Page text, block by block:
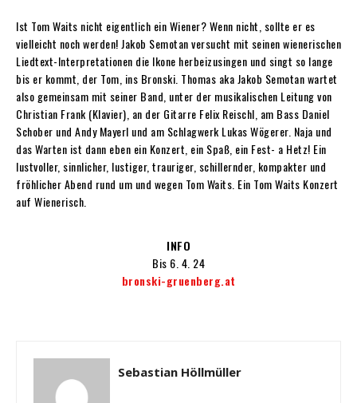
Ist Tom Waits nicht eigentlich ein Wiener? Wenn nicht, sollte er es
vielleicht noch werden! Jakob Semotan versucht mit seinen wienerischen
Liedtext-Interpretationen die Ikone herbeizusingen und singt so lange
bis er kommt, der Tom, ins Bronski. Thomas aka Jakob Semotan wartet
also gemeinsam mit seiner Band, unter der musikalischen Leitung von
Christian Frank (Klavier), an der Gitarre Felix Reischl, am Bass Daniel
Schober und Andy Mayerl und am Schlagwerk Lukas Wögerer. Naja und
das Warten ist dann eben ein Konzert, ein Spaß, ein Fest- a Hetz! Ein
lustvoller, sinnlicher, lustiger, trauriger, schillernder, kompakter und
fröhlicher Abend rund um und wegen Tom Waits. Ein Tom Waits Konzert
auf Wienerisch.
INFO
Bis 6. 4. 24
bronski-gruenberg.at
Sebastian Höllmüller